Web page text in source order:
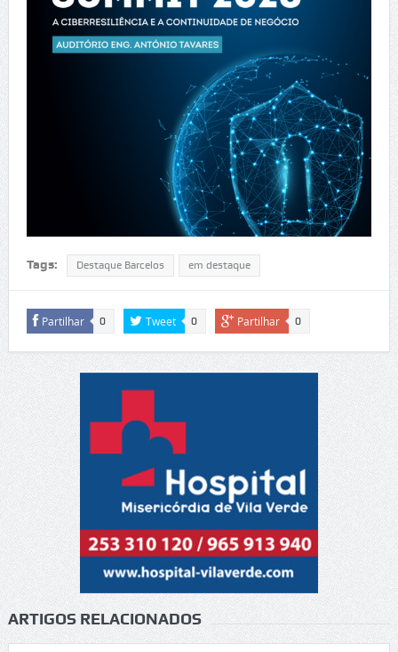
Tags: Destaque Barcelos em destaque
Partilhar 0 Tweet 0 Partilhar 0
ARTIGOS RELACIONADOS